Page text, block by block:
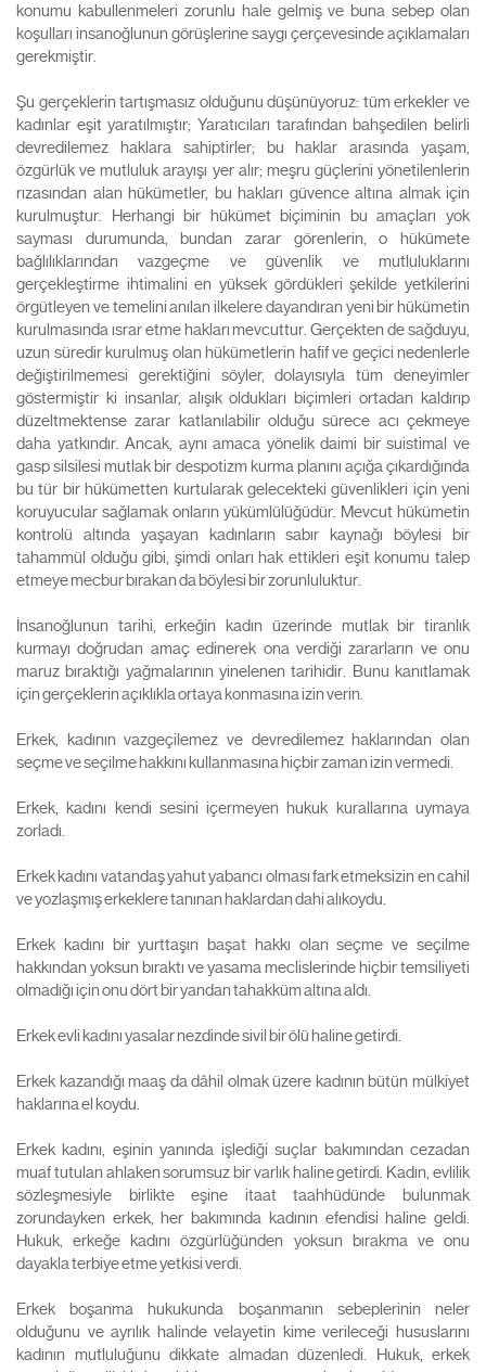
konumu kabullenmeleri zorunlu hale gelmiş ve buna sebep olan
koşulları insanoğlunun görüşlerine saygı çerçevesinde açıklamaları
gerekmiştir.
Şu gerçeklerin tartışmasız olduğunu düşünüyoruz: tüm erkekler ve
kadınlar eşit yaratılmıştır; Yaratıcıları tarafından bahşedilen belirli
devredilemez haklara sahiptirler; bu haklar arasında yaşam,
özgürlük ve mutluluk arayışı yer alır; meşru güçlerini yönetilenlerin
rızasından alan hükümetler, bu hakları güvence altına almak için
kurulmuştur. Herhangi bir hükümet biçiminin bu amaçları yok
sayması durumunda, bundan zarar görenlerin, o hükümete
bağlılıklarından vazgeçme ve güvenlik ve mutluluklarını
gerçekleştirme ihtimalini en yüksek gördükleri şekilde yetkilerini
örgütleyen ve temelini anılan ilkelere dayandıran yeni bir hükümetin
kurulmasında ısrar etme hakları mevcuttur. Gerçekten de sağduyu,
uzun süredir kurulmuş olan hükümetlerin hafif ve geçici nedenlerle
değiştirilmemesi gerektiğini söyler, dolayısıyla tüm deneyimler
göstermiştir ki insanlar, alışık oldukları biçimleri ortadan kaldırıp
düzeltmektense zarar katlanılabilir olduğu sürece acı çekmeye
daha yatkındır. Ancak, aynı amaca yönelik daimi bir suistimal ve
gasp silsilesi mutlak bir despotizm kurma planını açığa çıkardığında
bu tür bir hükümetten kurtularak gelecekteki güvenlikleri için yeni
koruyucular sağlamak onların yükümlülüğüdür. Mevcut hükümetin
kontrolü altında yaşayan kadınların sabır kaynağı böylesi bir
tahammül olduğu gibi, şimdi onları hak ettikleri eşit konumu talep
etmeye mecbur bırakan da böylesi bir zorunluluktur.
İnsanoğlunun tarihi, erkeğin kadın üzerinde mutlak bir tiranlık
kurmayı doğrudan amaç edinerek ona verdiği zararların ve onu
maruz bıraktığı yağmalarının yinelenen tarihidir. Bunu kanıtlamak
için gerçeklerin açıklıkla ortaya konmasına izin verin.
Erkek, kadının vazgeçilemez ve devredilemez haklarından olan
seçme ve seçilme hakkını kullanmasına hiçbir zaman izin vermedi.
Erkek, kadını kendi sesini içermeyen hukuk kurallarına uymaya
zorladı.
Erkek kadını vatandaş yahut yabancı olması fark etmeksizin en cahil
ve yozlaşmış erkeklere tanınan haklardan dahi alıkoydu.
Erkek kadını bir yurttaşın başat hakkı olan seçme ve seçilme
hakkından yoksun bıraktı ve yasama meclislerinde hiçbir temsiliyeti
olmadığı için onu dört bir yandan tahakküm altına aldı.
Erkek evli kadını yasalar nezdinde sivil bir ölü haline getirdi.
Erkek kazandığı maaş da dâhil olmak üzere kadının bütün mülkiyet
haklarına el koydu.
Erkek kadını, eşinin yanında işlediği suçlar bakımından cezadan
muaf tutulan ahlaken sorumsuz bir varlık haline getirdi. Kadın, evlilik
sözleşmesiyle birlikte eşine itaat taahhüdünde bulunmak
zorundayken erkek, her bakımında kadının efendisi haline geldi.
Hukuk, erkeğe kadını özgürlüğünden yoksun bırakma ve onu
dayakla terbiye etme yetkisi verdi.
Erkek boşanma hukukunda boşanmanın sebeplerinin neler
olduğunu ve ayrılık halinde velayetin kime verileceği hususlarını
kadının mutluluğunu dikkate almadan düzenledi. Hukuk, erkek